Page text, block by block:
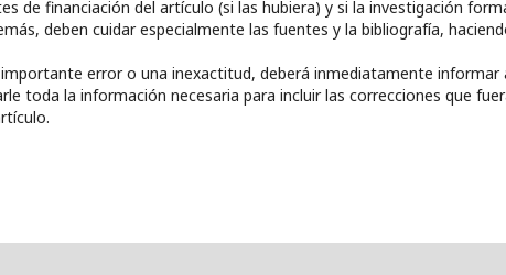
de financiación del artículo (si las hubiera) y si la investigación
deben cuidar especialmente las fuentes y la bibliografía,
error o una inexactitud, deberá inmediatamente informar
toda la información necesaria para incluir las correcciones que